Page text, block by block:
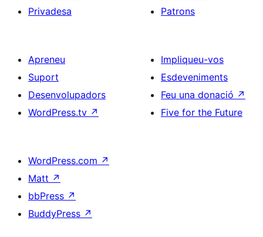
Privadesa
Patrons
Apreneu
Suport
Desenvolupadors
WordPress.tv ↗
Impliqueu-vos
Esdeveniments
Feu una donació ↗
Five for the Future
WordPress.com ↗
Matt ↗
bbPress ↗
BuddyPress ↗